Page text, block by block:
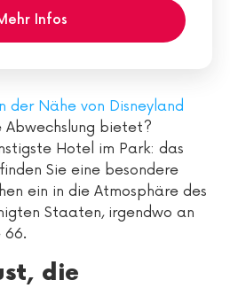
Infos
der Nähe von Disneyland
Abwechslung bietet?
Hotel im Park: das
Sie eine besondere
ein in die Atmosphäre des
Staaten, irgendwo an
66.
die